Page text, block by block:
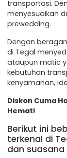
transportasi.
menyesuaikan
prewedding.
Dengan
di Tegal
ataupun matic
kebutuhan
kenyamanan,
Diskon Cuma
Hemat!
Berikut ini
terkenal di
dan suasana